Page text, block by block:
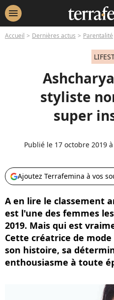
menu
Accueil Dernières actus Parentalité
styliste
super
Publié le 17 octobre 2019
Ajoutez Terrafemina à vos
A en lire le classement
est l'une des femmes
2019. Mais qui est
Cette créatrice de
son histoire, sa
enthousiasme à toute